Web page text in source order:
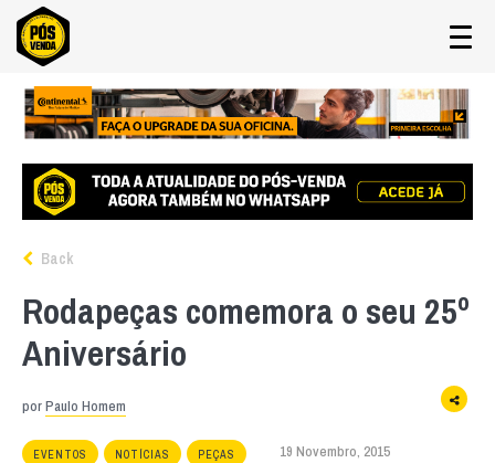
Back
Rodapeças comemora o seu 25º
Aniversário
porPaulo Homem
EVENTOS NOTÍCIAS PEÇAS 19 Novembro, 2015